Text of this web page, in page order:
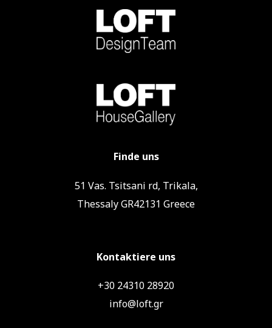
Finde uns
51 Vas. Tsitsani rd, Trikala,
Thessaly GR42131 Greece
Kontaktiere uns
+30 24310 28920
info@loft.gr